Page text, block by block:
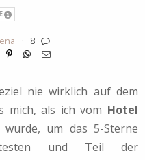
·
8
nie wirklich auf dem
mich, als ich vom Hotel
wurde, um das 5-Sterne
und Teil der